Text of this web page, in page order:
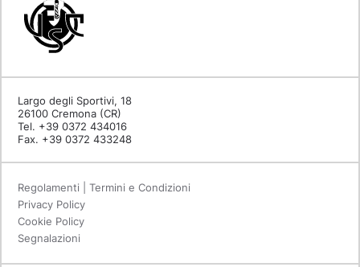
Largo degli Sportivi, 18
26100 Cremona (CR)
Tel. +39 0372 434016
Fax. +39 0372 433248
Regolamenti | Termini e Condizioni
Privacy Policy
Cookie Policy
Segnalazioni